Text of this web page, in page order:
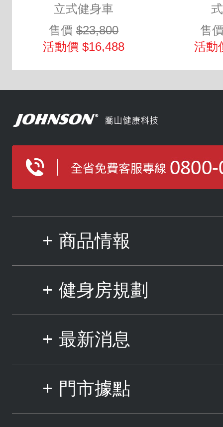
立式健身車
售價 $23,800
活動價 $16,488
售
活動
商品情報
健身房規劃
最新消息
門市據點